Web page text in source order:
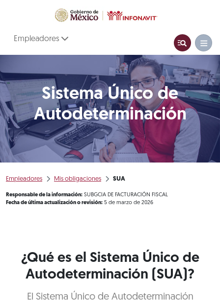
Empleadores
Sistema Único de
Autodeterminación
Empleadores Mis obligaciones SUA
Responsable de la información: SUBGCIA DE FACTURACIÓN FISCAL
Fecha de última actualización o revisión: 5 de marzo de 2026
¿Qué es el Sistema Único de
Autodeterminación (SUA)?
El Sistema Único de Autodeterminación